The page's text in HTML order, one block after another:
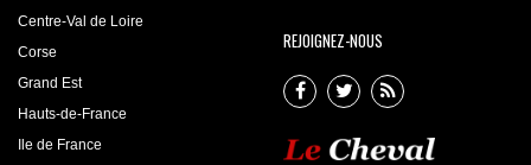
Centre-Val de Loire
Corse
Grand Est
Hauts-de-France
Ile de France
REJOIGNEZ-NOUS